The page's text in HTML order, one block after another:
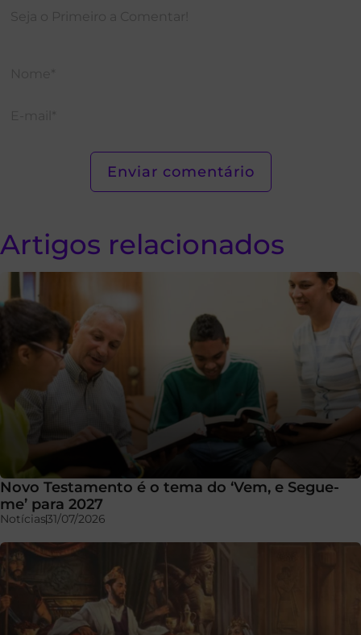
Artigos relacionados
Novo Testamento é o tema do ‘Vem, e Segue-
me’ para 2027
Notícias31/07/2026